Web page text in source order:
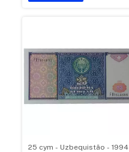
25 cym - Uzbequistão - 1994